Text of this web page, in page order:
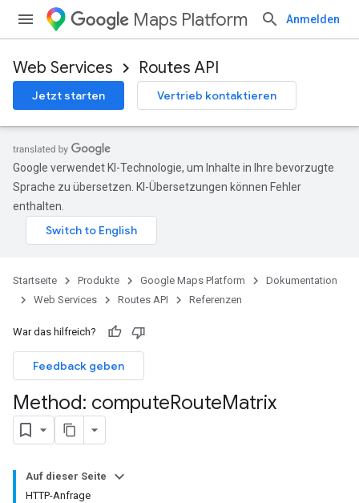
Maps Platform Anmelden
Web Services Routes API
Jetzt starten Vertrieb kontaktieren
Google verwendet KI-Technologie, um Inhalte in Ihre bevorzugte
Sprache zu übersetzen. KI-Übersetzungen können Fehler
enthalten.
Startseite Produkte Google Maps Platform
Dokumentation
Web Services
Routes API Referenzen
War das hilfreich?
Feedback geben
Method: computeRouteMatrix
Auf dieser Seite
HTTP-Anfrage